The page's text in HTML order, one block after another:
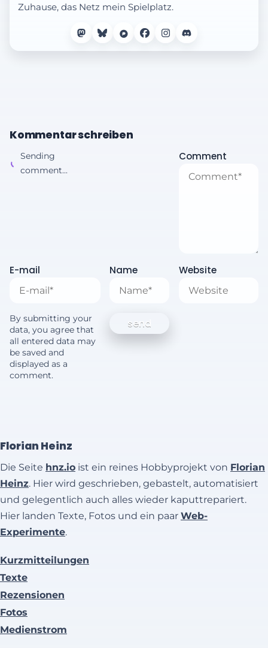
Zuhause, das Netz mein Spielplatz.
Kommentar schreiben
Sending
comment...
Comment
E-mail Name Website
By submitting your
data, you agree that
all entered data may
be saved and
displayed as a
comment.
Florian Heinz
Die Seite hnz.io ist ein reines Hobbyprojekt von Florian
Heinz. Hier wird geschrieben, gebastelt, automatisiert
und gelegentlich auch alles wieder kaputtrepariert.
Hier landen Texte, Fotos und ein paar Web-
Experimente.
Kurzmitteilungen
Texte
Rezensionen
Fotos
Medienstrom